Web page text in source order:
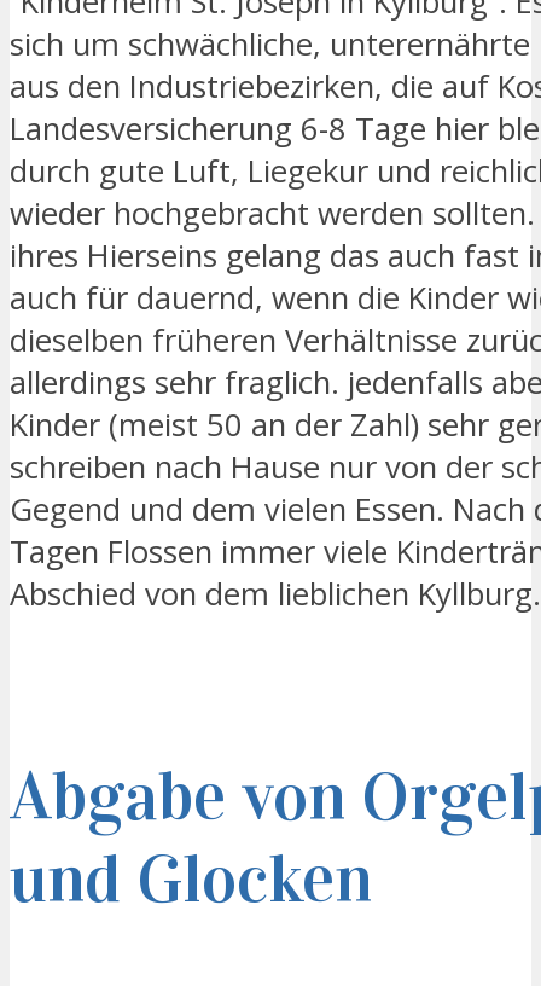
sich um schwächliche,
aus den Industriebezirken, die auf
Landesversicherung 6-8 Tage hier
durch gute Luft, Liegekur und
wieder hochgebracht werden
ihres Hierseins gelang das auch fast
auch für dauernd, wenn die Kinder
dieselben früheren Verhältnisse
allerdings sehr fraglich. jedenfalls
Kinder (meist 50 an der Zahl) sehr
schreiben nach Hause nur von der
Gegend und dem vielen Essen. Nach
Tagen Flossen immer viele
Abschied von dem lieblichen Kyllburg.
Abgabe von
und Glocken